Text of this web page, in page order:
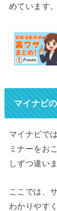
めています。
マイナビ
マイナビで
ミナーをお
しずつ違いま
ここでは、
わかりやす